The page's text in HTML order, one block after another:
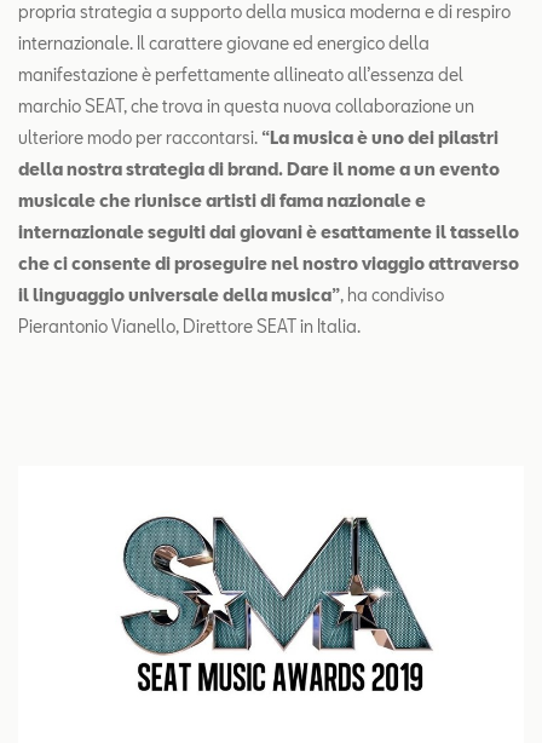
propria strategia a supporto della musica moderna e di respiro
internazionale. Il carattere giovane ed energico della
manifestazione è perfettamente allineato all’essenza del
marchio SEAT, che trova in questa nuova collaborazione un
ulteriore modo per raccontarsi. “La musica è uno dei pilastri
della nostra strategia di brand. Dare il nome a un evento
musicale che riunisce artisti di fama nazionale e
internazionale seguiti dai giovani è esattamente il tassello
che ci consente di proseguire nel nostro viaggio attraverso
il linguaggio universale della musica”, ha condiviso
Pierantonio Vianello, Direttore SEAT in Italia.